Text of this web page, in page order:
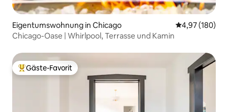
Eigentumswohnung in Chicago
4,97 (180)
Chicago-Oase | Whirlpool, Terrasse und Kamin
Beliebter Gäste-Favorit.
Gäste-Favorit